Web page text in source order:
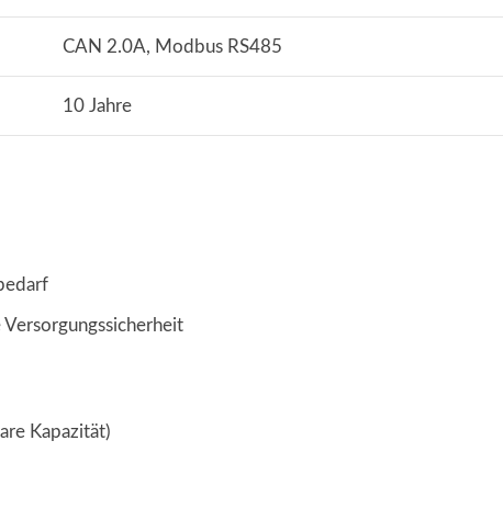
CAN 2.0A, Modbus RS485
10 Jahre
Kapazität)